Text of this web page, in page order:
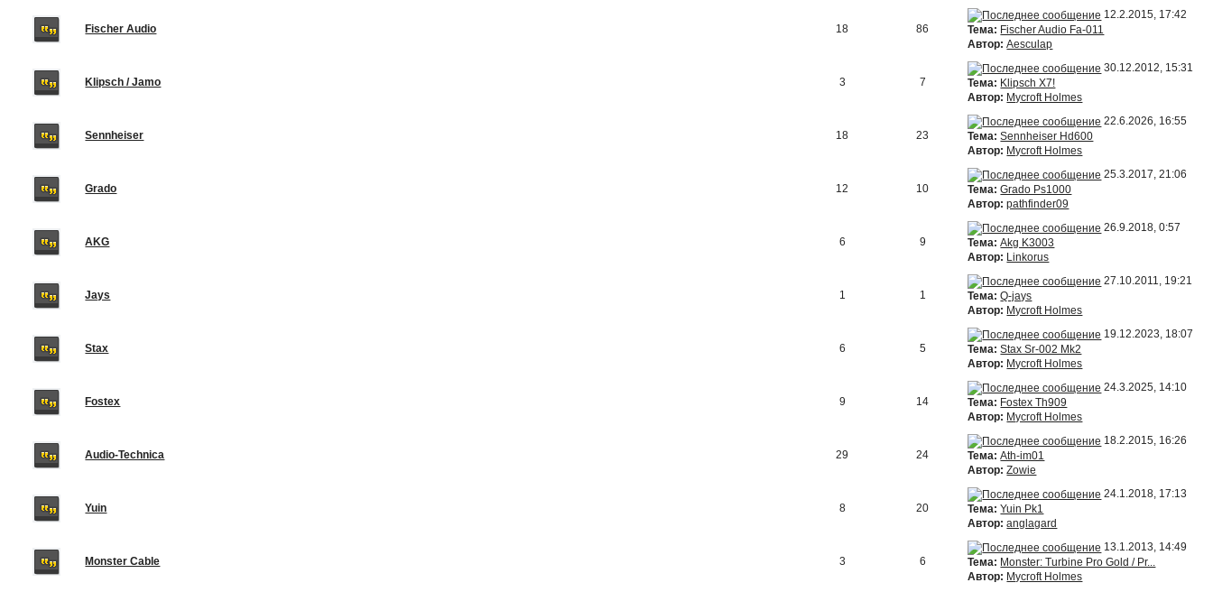
Fischer Audio 18 86
12.2.2015, 17:42
Тема: Fischer Audio Fa-011
Автор: Aesculap
Klipsch / Jamo 3 7
30.12.2012, 15:31
Тема: Klipsch X7!
Автор: Mycroft Holmes
Sennheiser 18 23
22.6.2026, 16:55
Тема: Sennheiser Hd600
Автор: Mycroft Holmes
Grado 12 10
25.3.2017, 21:06
Тема: Grado Ps1000
Автор: pathfinder09
AKG 6 9
26.9.2018, 0:57
Тема: Akg K3003
Автор: Linkorus
Jays 1 1
27.10.2011, 19:21
Тема: Q-jays
Автор: Mycroft Holmes
Stax 6 5
19.12.2023, 18:07
Тема: Stax Sr-002 Mk2
Автор: Mycroft Holmes
Fostex 9 14
24.3.2025, 14:10
Тема: Fostex Th909
Автор: Mycroft Holmes
Audio-Technica 29 24
18.2.2015, 16:26
Тема: Ath-im01
Автор: Zowie
Yuin 8 20
24.1.2018, 17:13
Тема: Yuin Pk1
Автор: anglagard
Monster Cable 3 6
13.1.2013, 14:49
Тема: Monster: Turbine Pro Gold / Pr...
Автор: Mycroft Holmes